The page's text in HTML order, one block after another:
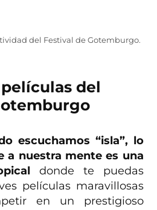
del Festival de Gotemburgo.
del
escuchamos “isla”, lo
a nuestra mente es una
donde te puedas
películas maravillosas
en un prestigioso